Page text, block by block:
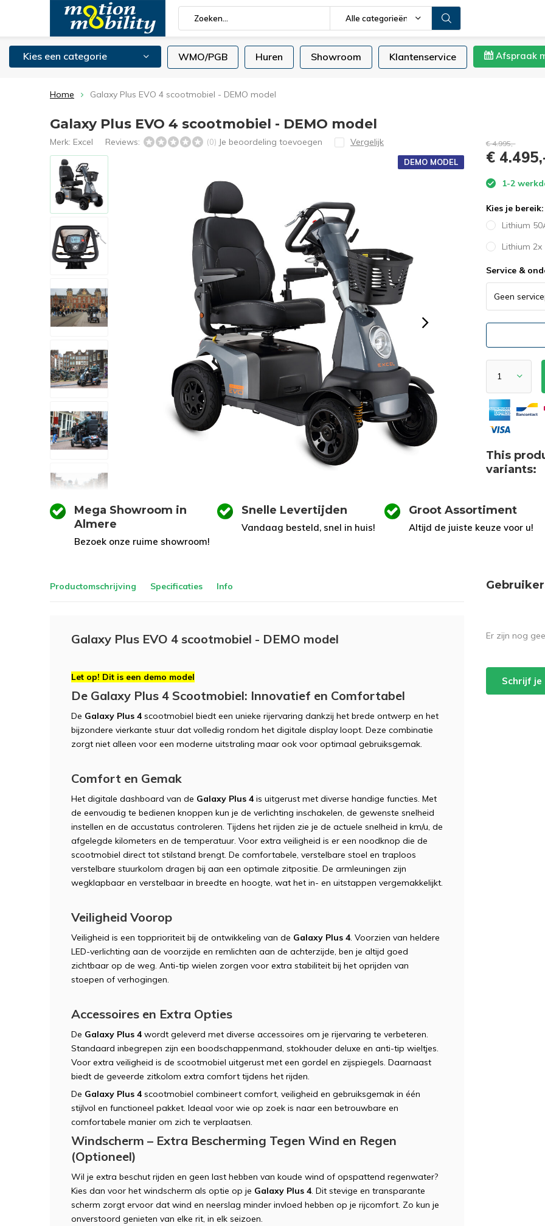
Alle categorieën
Kies een categorie WMO/PGB Huren Showroom Klantenservice Afspraak
Home Galaxy Plus EVO 4 scootmobiel - DEMO model
Galaxy Plus EVO 4 scootmobiel - DEMO model
Merk: Excel Reviews: (0) Je beoordeling toevoegen Vergelijk
DEMO MODEL
€ 4.995,-
€
1-2
Kies je bereik:
Lithium
Lithium
Service &
This
variants:
Mega Showroom in
Almere
Bezoek onze ruime showroom!
Snelle Levertijden
Vandaag besteld, snel in huis!
Groot Assortiment
Altijd de juiste keuze voor u!
Productomschrijving Specificaties Info
Galaxy Plus EVO 4 scootmobiel - DEMO model
Let op! Dit is een demo model
De Galaxy Plus 4 Scootmobiel: Innovatief en Comfortabel
De Galaxy Plus 4scootmobiel biedt een unieke rijervaring dankzij het brede ontwerp en het
bijzondere vierkante stuur dat volledig rondom het digitale display loopt. Deze combinatie
zorgt niet alleen voor een moderne uitstraling maar ook voor optimaal gebruiksgemak.
Comfort en Gemak
Het digitale dashboard van de Galaxy Plus 4is uitgerust met diverse handige functies. Met
de eenvoudig te bedienen knoppen kun je de verlichting inschakelen, de gewenste snelheid
instellen en de accustatus controleren. Tijdens het rijden zie je de actuele snelheid in km/u, de
afgelegde kilometers en de temperatuur. Voor extra veiligheid is er een noodknop die de
scootmobiel direct tot stilstand brengt. De comfortabele, verstelbare stoel en traploos
verstelbare stuurkolom dragen bij aan een optimale zitpositie. De armleuningen zijn
wegklapbaar en verstelbaar in breedte en hoogte, wat het in- en uitstappen vergemakkelijkt.
Veiligheid Voorop
Veiligheid is een topprioriteit bij de ontwikkeling van de Galaxy Plus 4. Voorzien van heldere
LED-verlichting aan de voorzijde en remlichten aan de achterzijde, ben je altijd goed
zichtbaar op de weg. Anti-tip wielen zorgen voor extra stabiliteit bij het oprijden van
stoepen of verhogingen.
Accessoires en Extra Opties
De Galaxy Plus 4wordt geleverd met diverse accessoires om je rijervaring te verbeteren.
Standaard inbegrepen zijn een boodschappenmand, stokhouder deluxe en anti-tip wieltjes.
Voor extra veiligheid is de scootmobiel uitgerust met een gordel en zijspiegels. Daarnaast
biedt de geveerde zitkolom extra comfort tijdens het rijden.
De Galaxy Plus 4scootmobiel combineert comfort, veiligheid en gebruiksgemak in één
stijlvol en functioneel pakket. Ideaal voor wie op zoek is naar een betrouwbare en
comfortabele manier om zich te verplaatsen.
Windscherm – Extra Bescherming Tegen Wind en Regen
(Optioneel)
Wil je extra beschut rijden en geen last hebben van koude wind of opspattend regenwater?
Kies dan voor het windscherm als optie op je Galaxy Plus 4. Dit stevige en transparante
scherm zorgt ervoor dat wind en neerslag minder invloed hebben op je rijcomfort. Zo kun je
onverstoord genieten van elke rit, in elk seizoen.
Er zijn nog
Schrijf